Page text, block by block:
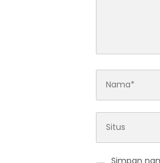
Simpan